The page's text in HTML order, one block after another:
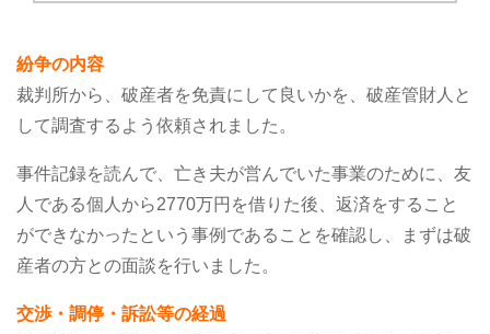
紛争の内容
裁判所から、破産者を免責にして良いかを、破産管財人と
して調査するよう依頼されました。
事件記録を読んで、亡き夫が営んでいた事業のために、友
人である個人から2770万円を借りた後、返済をすること
ができなかったという事例であることを確認し、まずは破
産者の方との面談を行いました。
交渉・調停・訴訟等の経過